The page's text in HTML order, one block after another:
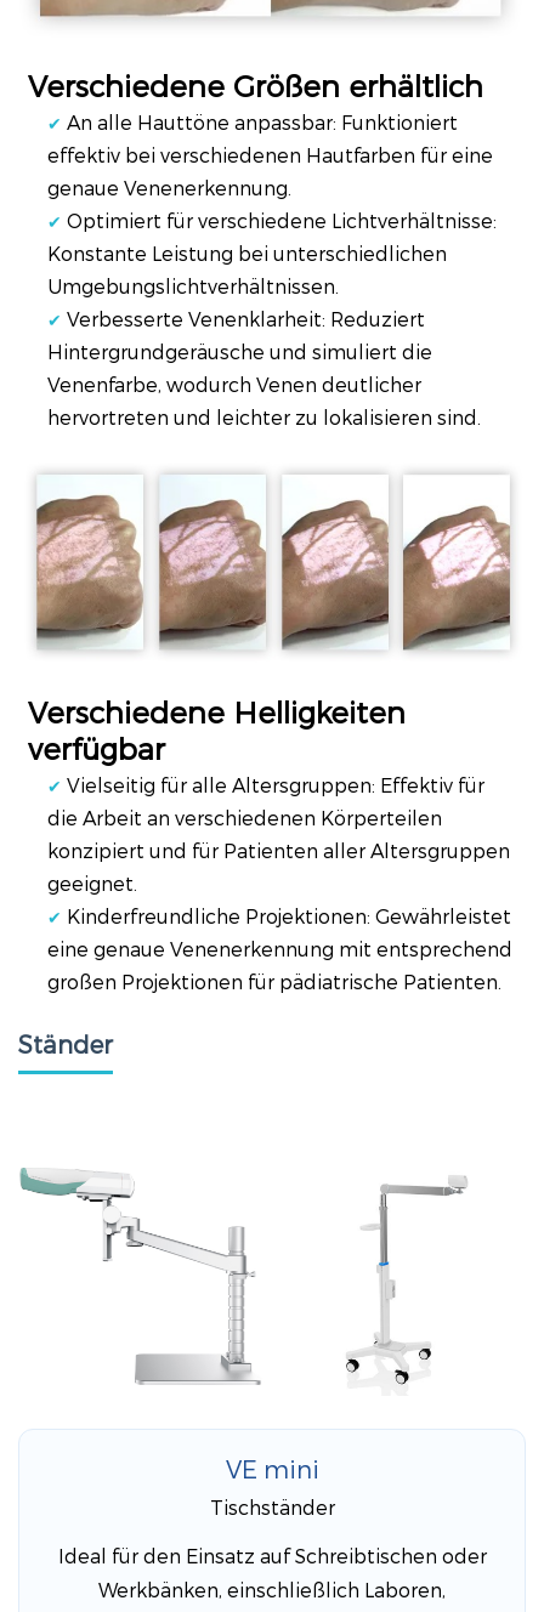
Verschiedene Größen erhältlich
✔An alle Hauttöne anpassbar: Funktioniert
effektiv bei verschiedenen Hautfarben für eine
genaue Venenerkennung.
✔Optimiert für verschiedene Lichtverhältnisse:
Konstante Leistung bei unterschiedlichen
Umgebungslichtverhältnissen.
✔Verbesserte Venenklarheit: Reduziert
Hintergrundgeräusche und simuliert die
Venenfarbe, wodurch Venen deutlicher
hervortreten und leichter zu lokalisieren sind.
Verschiedene Helligkeiten
verfügbar
✔Vielseitig für alle Altersgruppen: Effektiv für
die Arbeit an verschiedenen Körperteilen
konzipiert und für Patienten aller Altersgruppen
geeignet.
✔ Kinderfreundliche Projektionen: Gewährleistet
eine genaue Venenerkennung mit entsprechend
großen Projektionen für pädiatrische Patienten.
Ständer
VE mini
Tischständer
Ideal für den Einsatz auf Schreibtischen oder
Werkbänken, einschließlich Laboren,